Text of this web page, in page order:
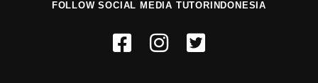
FOLLOW SOCIAL MEDIA TUTORINDONESIA